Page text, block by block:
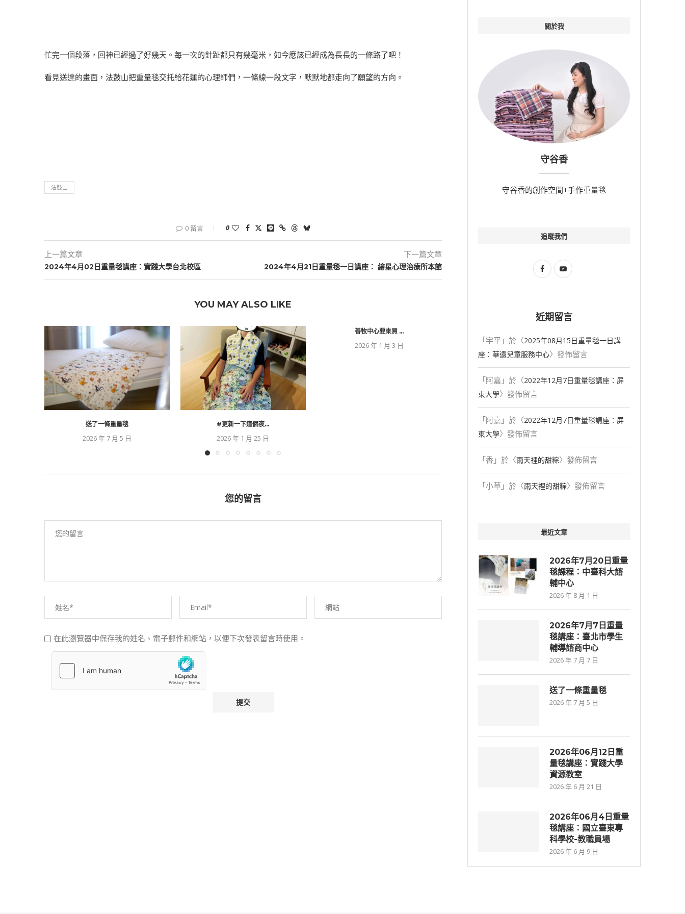
忙完一個段落，回神已經過了好幾天。每一次的針趾都只有幾毫米，如今應該已經成為長長的一條路了吧！
看見送達的畫面，法鼓山把重量毯交托給花蓮的心理師們，一條線一段文字，默默地都走向了願望的方向。
法鼓山
0 留言 0
上一篇文章
2024年4⽉02⽇重量毯講座：實踐大學台北校區
下一篇文章
2024年4⽉21⽇重量毯一日講座： 繪星心理治療所本館
YOU MAY ALSO LIKE
送了一條重量毯
2026 年 7 月 5 日
#更新一下這個夜...
2026 年 1 月 25 日
善牧中心要來買 ...
2026 年 1 月 3 日
✦4｜《小手開挖...
2025 年 11 月 29 日
您的留言
在此瀏覽器中保存我的姓名、電子郵件和網站，以便下次發表留言時使用。
關於我
守谷香
守谷香的創作空間+手作重量毯
追蹤我們
近期留言
「宇平 」於〈2025年08⽉15⽇重量毯一日講
座：華遠兒童服務中心〉發佈留言
「阿嘉 」於〈2022年12月7日重量毯講座：屏
東大學〉發佈留言
「阿嘉 」於〈2022年12月7日重量毯講座：屏
東大學〉發佈留言
「香 」於〈雨天裡的甜粽〉發佈留言
「小草 」於〈雨天裡的甜粽〉發佈留言
最近文章
2026年7月20日重量
毯課程：中臺科大諮
輔中心
2026 年 8 月 1 日
2026年7⽉7⽇重量
毯講座：臺北市學生
輔導諮商中心
2026 年 7 月 7 日
送了一條重量毯
2026 年 7 月 5 日
2026年06⽉12⽇重
量毯講座：實踐大學
資源教室
2026 年 6 月 21 日
2026年06月4日重量
毯講座：國立臺東專
科學校-教職員場
2026 年 6 月 9 日